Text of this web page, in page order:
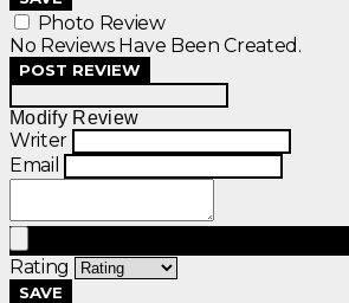
Photo Review
No Reviews Have Been Created.
POST REVIEW
Modify Review
Writer
Email
Rating
SAVE